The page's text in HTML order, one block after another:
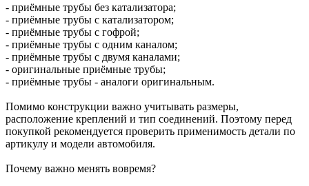
- приёмные трубы без катализатора;
- приёмные трубы с катализатором;
- приёмные трубы с гофрой;
- приёмные трубы с одним каналом;
- приёмные трубы с двумя каналами;
- оригинальные приёмные трубы;
- приёмные трубы - аналоги оригинальным.
Помимо конструкции важно учитывать размеры,
расположение креплений и тип соединений. Поэтому перед
покупкой рекомендуется проверить применимость детали по
артикулу и модели автомобиля.
Почему важно менять вовремя?